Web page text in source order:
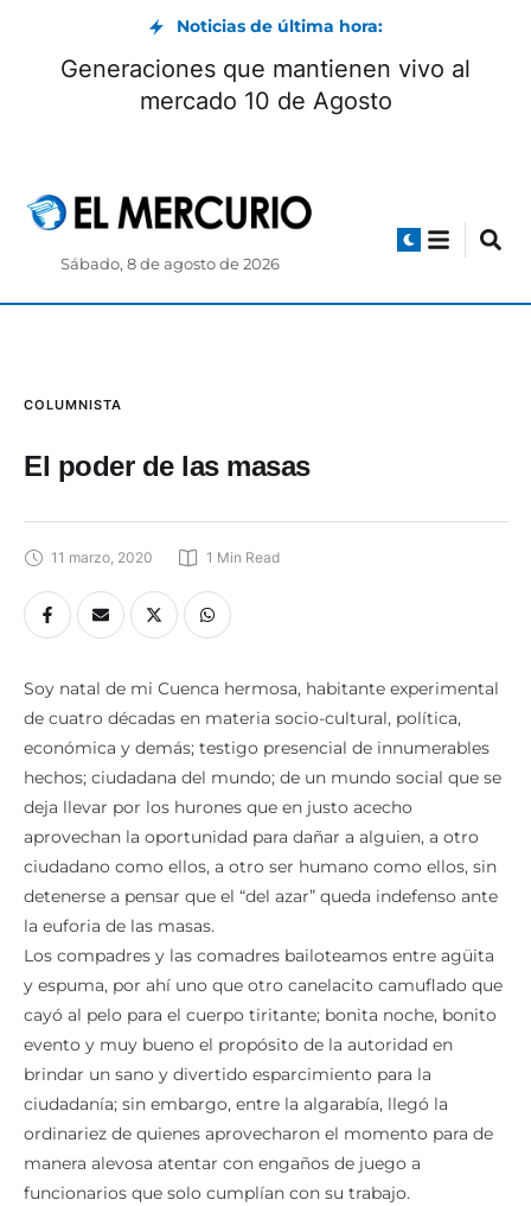
Noticias de última hora:
Generaciones que mantienen vivo al
mercado 10 de Agosto
Sábado, 8 de agosto de 2026
COLUMNISTA
El poder de las masas
11 marzo, 2020 1 Min Read
Soy natal de mi Cuenca hermosa, habitante experimental
de cuatro décadas en materia socio-cultural, política,
económica y demás; testigo presencial de innumerables
hechos; ciudadana del mundo; de un mundo social que se
deja llevar por los hurones que en justo acecho
aprovechan la oportunidad para dañar a alguien, a otro
ciudadano como ellos, a otro ser humano como ellos, sin
detenerse a pensar que el “del azar” queda indefenso ante
la euforia de las masas.
Los compadres y las comadres bailoteamos entre agüita
y espuma, por ahí uno que otro canelacito camuflado que
cayó al pelo para el cuerpo tiritante; bonita noche, bonito
evento y muy bueno el propósito de la autoridad en
brindar un sano y divertido esparcimiento para la
ciudadanía; sin embargo, entre la algarabía, llegó la
ordinariez de quienes aprovecharon el momento para de
manera alevosa atentar con engaños de juego a
funcionarios que solo cumplían con su trabajo.